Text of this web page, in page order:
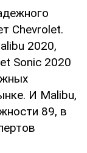
Chevrolet.
2020,
Sonic 2020
И Malibu,
89, в